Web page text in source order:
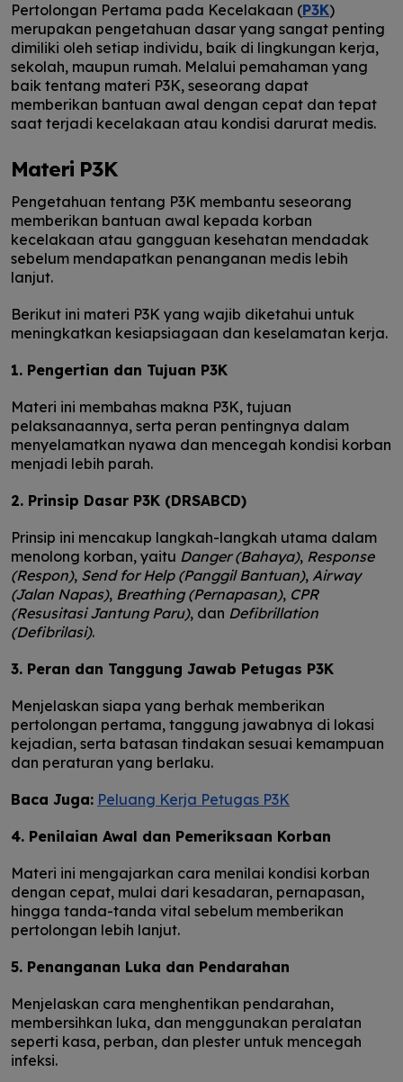
Pertolongan Pertama pada Kecelakaan (P3K)
merupakan pengetahuan dasar yang sangat penting
dimiliki oleh setiap individu, baik di lingkungan kerja,
sekolah, maupun rumah. Melalui pemahaman yang
baik tentang materi P3K, seseorang dapat
memberikan bantuan awal dengan cepat dan tepat
saat terjadi kecelakaan atau kondisi darurat medis.
Materi P3K
Pengetahuan tentang P3K membantu seseorang
memberikan bantuan awal kepada korban
kecelakaan atau gangguan kesehatan mendadak
sebelum mendapatkan penanganan medis lebih
lanjut.
Berikut ini materi P3K yang wajib diketahui untuk
meningkatkan kesiapsiagaan dan keselamatan kerja.
1. Pengertian dan Tujuan P3K
Materi ini membahas makna P3K, tujuan
pelaksanaannya, serta peran pentingnya dalam
menyelamatkan nyawa dan mencegah kondisi korban
menjadi lebih parah.
2. Prinsip Dasar P3K (DRSABCD)
Prinsip ini mencakup langkah-langkah utama dalam
menolong korban, yaitu Danger (Bahaya), Response
(Respon), Send for Help (Panggil Bantuan), Airway
(Jalan Napas), Breathing (Pernapasan), CPR
(Resusitasi Jantung Paru), dan Defibrillation
(Defibrilasi).
3. Peran dan Tanggung Jawab Petugas P3K
Menjelaskan siapa yang berhak memberikan
pertolongan pertama, tanggung jawabnya di lokasi
kejadian, serta batasan tindakan sesuai kemampuan
dan peraturan yang berlaku.
Baca Juga: Peluang Kerja Petugas P3K
4. Penilaian Awal dan Pemeriksaan Korban
Materi ini mengajarkan cara menilai kondisi korban
dengan cepat, mulai dari kesadaran, pernapasan,
hingga tanda-tanda vital sebelum memberikan
pertolongan lebih lanjut.
5. Penanganan Luka dan Pendarahan
Menjelaskan cara menghentikan pendarahan,
membersihkan luka, dan menggunakan peralatan
seperti kasa, perban, dan plester untuk mencegah
infeksi.